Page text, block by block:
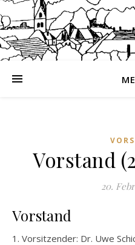
Vorstand
20.
Vorstand
1. Vorsitzender: Dr. Uwe